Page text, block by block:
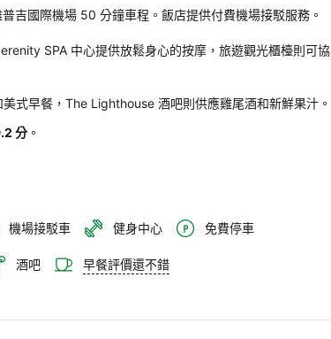
吉國際機場 50 分鐘車程。飯店提供付費機場接駁服務。
SPA 中心提供放鬆身心的按摩，旅遊觀光櫃檯則可協
式早餐，The Lighthouse 酒吧則供應雞尾酒和新鮮果汁。
分 。
機場接駁車 健身中心 免費停車
酒吧 早餐評價還不錯